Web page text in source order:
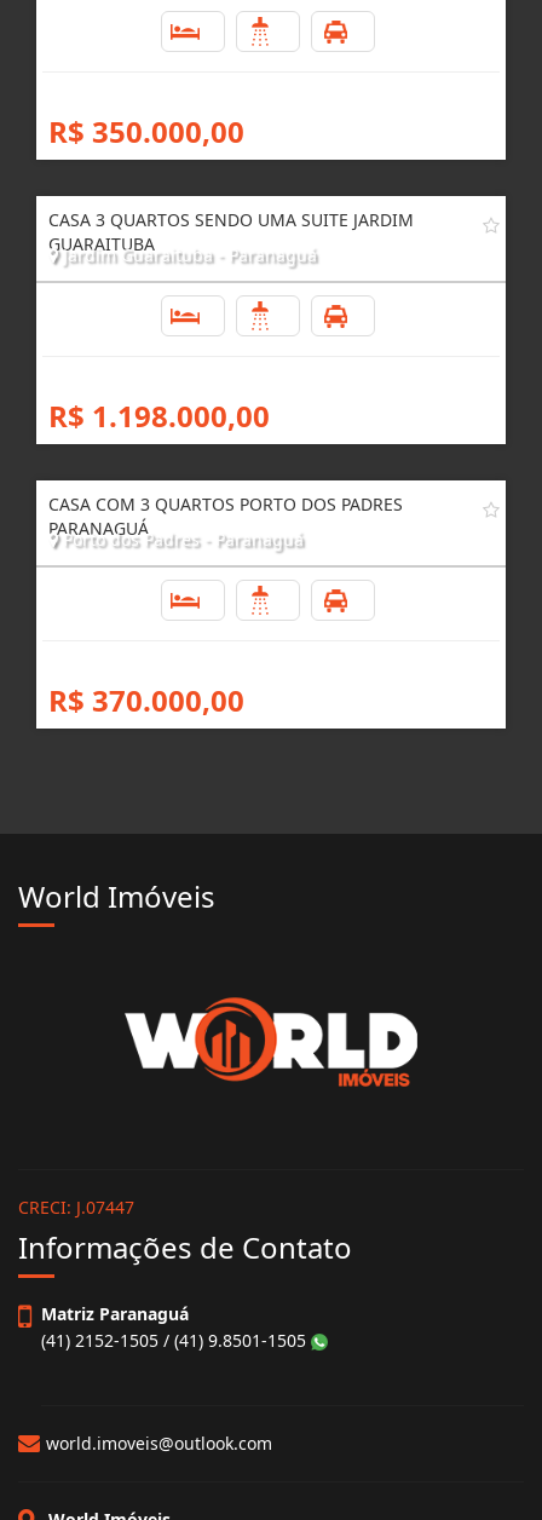
R$ 350.000,00
CASA 3 QUARTOS SENDO UMA SUITE JARDIM
GUARAITUBA
Jardim Guaraituba - Paranaguá
R$ 1.198.000,00
CASA COM 3 QUARTOS PORTO DOS PADRES
PARANAGUÁ
Porto dos Padres - Paranaguá
R$ 370.000,00
World Imóveis
CRECI: J.07447
Informações de Contato
Matriz Paranaguá
(41) 2152-1505 / (41) 9.8501-1505
world.imoveis@outlook.com